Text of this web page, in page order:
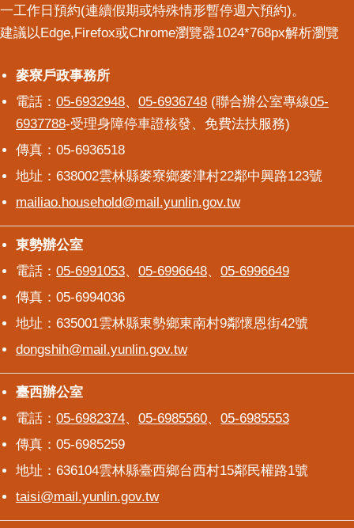
一工作日預約(連續假期或特殊情形暫停週六預約)。
建議以Edge,Firefox或Chrome瀏覽器1024*768px解析瀏覽
麥寮戶政事務所
麥寮戶政事務所
電話： 05-6932948、 05-6936748 (聯合辦公室專線05-
6937788-受理身障停車證核發、免費法扶服務)
傳真：05-6936518
地址：638002雲林縣麥寮鄉麥津村22鄰中興路123號
mailiao.household@mail.yunlin.gov.tw
東勢辦公室
東勢辦公室
電話： 05-6991053、 05-6996648、 05-6996649
傳真：05-6994036
地址：635001雲林縣東勢鄉東南村9鄰懷恩街42號
dongshih@mail.yunlin.gov.tw
臺西辦公室
臺西辦公室
電話： 05-6982374、 05-6985560、 05-6985553
傳真：05-6985259
地址：636104雲林縣臺西鄉台西村15鄰民權路1號
taisi@mail.yunlin.gov.tw